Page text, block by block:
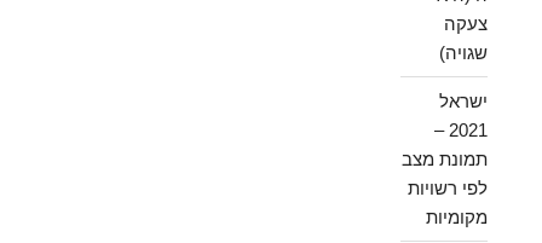
צעקה
שגויה)
ישראל
2021 –
תמונת מצב
לפי רשויות
מקומיות